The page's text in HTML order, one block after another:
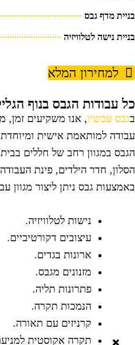
מדף גבס
נישה לטלוויזיה
למחירון המלא
עבודות הגבס בנוף
גבס עכשיו, אנו משקיעים זמן,
למותאמת אישית ומיוחדת
במגוון רחב של חללים
חדר הילדים, פינת
גבס ניתן ליצור מגוון
נישות לטלוויזיה.
עיצובים דקורטיביים.
ארונות בגדים.
מזנונים מגבס.
פתרונות תליה.
הנמכות תקרה.
קרניזים עם תאורה.
תקרה אקוסטית